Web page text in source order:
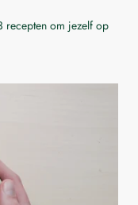
recepten om jezelf op